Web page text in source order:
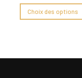
Choix des options